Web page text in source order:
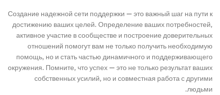
Создание надежной сети поддержки — это важный шаг на пути к
достижению ваших целей. Определение ваших потребностей,
активное участие в сообществе и построение доверительных
отношений помогут вам не только получить необходимую
помощь, но и стать частью динамичного и поддерживающего
окружения. Помните, что успех — это не только результат ваших
собственных усилий, но и совместная работа с другими
людьми.